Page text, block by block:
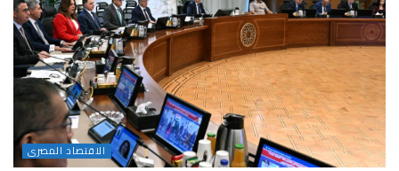
الاقتصاد المصرى